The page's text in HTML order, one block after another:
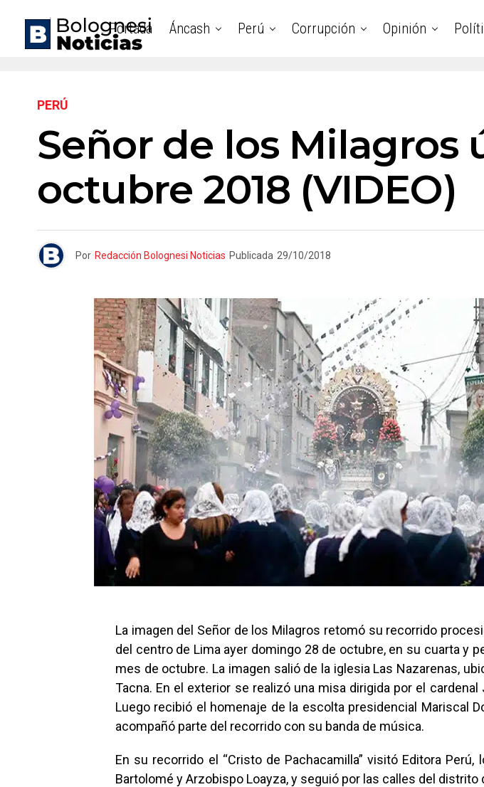
Portada Áncash Perú Corrupción Opinión
PERÚ
Señor de los
octubre 2018 (VIDEO)
Por Redacción Bolognesi Noticias Publicada 29/10/2018
La imagen del Señor de los Milagros retomó su recorrido
del centro de Lima ayer domingo 28 de octubre, en su cuarta y
mes de octubre. La imagen salió de la iglesia Las Nazarenas,
Tacna. En el exterior se realizó una misa dirigida por el cardenal
Luego recibió el homenaje de la escolta presidencial Mariscal
acompañó parte del recorrido con su banda de música.
En su recorrido el “Cristo de Pachacamilla” visitó Editora Perú,
Bartolomé y Arzobispo Loayza, y seguió por las calles del distrito